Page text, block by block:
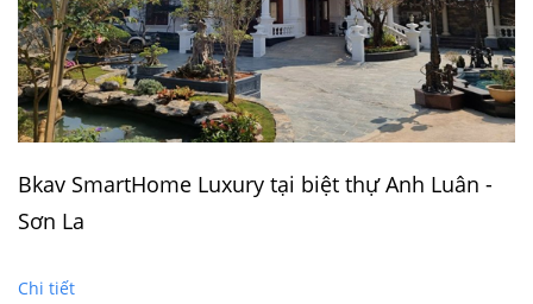
Bkav SmartHome Luxury tại biệt thự Anh Luân -
Sơn La
Chi tiết